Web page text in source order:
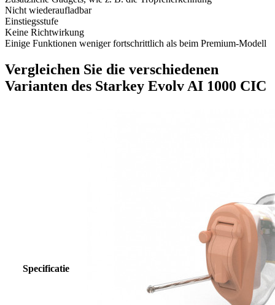
Nicht wiederaufladbar
Einstiegsstufe
Keine Richtwirkung
Einige Funktionen weniger fortschrittlich als beim Premium-Modell
Vergleichen Sie die verschiedenen
Varianten des Starkey Evolv AI 1000 CIC
Specificatie